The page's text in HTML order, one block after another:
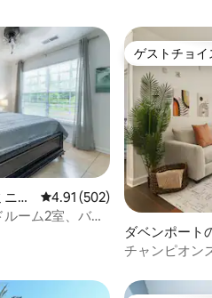
評価
ア
レビュー502件、5つ星中
4.91 (502)
ーム2室、バス
ゲストチョイ
ゲストチョイ
ダベンポート
ム
チャンピオン
アム